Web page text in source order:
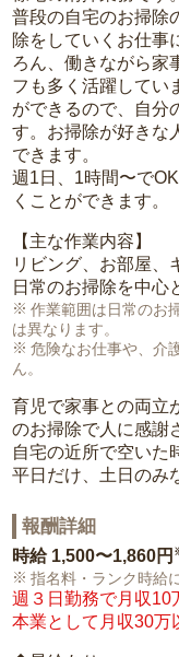
普段の自宅のお掃除
除をしていくお仕事
ろん、働きながら家
フも多く活躍してい
ができるので、自分
す。お掃除が好きな
できます。
週1日、1時間〜で
くことができます。
【主な作業内容】
リビング、お部屋、
日常のお掃除を中心
作業範囲は日常のお
は異なります。
危険なお仕事や、介
ん。
育児で家事との両立
のお掃除で人に感謝
自宅の近所で空いた
平日だけ、土日のみ
報酬詳細
時給 1,500〜1,860円
指名料・ランク時給
週３日勤務で月収10
本業として月収30万